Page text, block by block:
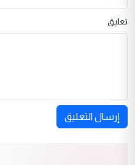
تعليق
إرسال التعليق